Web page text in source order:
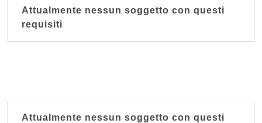
Attualmente nessun soggetto con questi
requisiti
Attualmente nessun soggetto con questi